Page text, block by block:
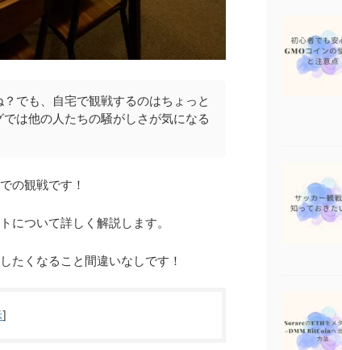
でも、自宅で観戦するのはちょっと
は他の人たちの騒がしさが気になる
の観戦です！
について詳しく解説します。
たくなること間違いなしです！
]